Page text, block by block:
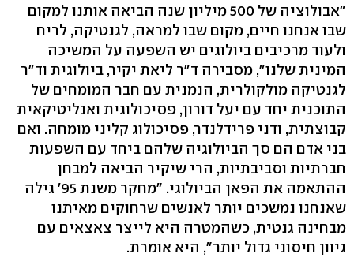
"אבולוציה של 500 מיליון שנה הביאה אותנו למקום
שבו אנחנו חיים, מקום שבו למראה, לגנטיקה, לריח
ולעוד מרכיבים ביולוגים יש השפעה על המשיכה
המינית שלנו", מסבירה ד"ר ליאת יקיר, ביולוגית וד"ר
לגנטיקה מולקולרית, הנמנית עם חבר המומחים של
התוכנית יחד עם יעל דורון, פסיכולוגית ואנליטיקאית
קבוצתית, ודני פרידלנדר, פסיכולוג קליני מומחה. ואם
בני אדם הם סך הביולוגיה שלהם ביחד עם השפעות
חברתיות וסביבתיות, הרי שיקיר הביאה למבחן
ההתאמה את הפאן הביולוגי. "מחקר משנת 95' גילה
שאנחנו נמשכים יותר לאנשים שרחוקים מאיתנו
מבחינה גנטית, כשהמטרה היא לייצר צאצאים עם
גיוון חיסוני גדול יותר", היא אומרת.